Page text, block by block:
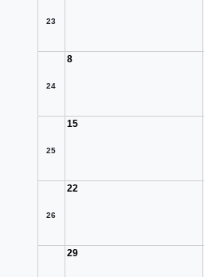
23
24
8
25
15
26
22
29